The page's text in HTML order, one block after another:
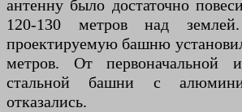
антенну было достаточно
120-130 метров над
проектируемую башню
метров. От первоначальной
стальной башни с
отказались.